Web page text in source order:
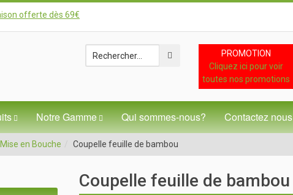
offerte dès 69€
PROMOTION
Cliquez ici pour voir
toutes nos promotions
Notre Gamme Qui sommes-nous? Contactez nous
Mise en Bouche Coupelle feuille de bambou
Coupelle feuille de bambou